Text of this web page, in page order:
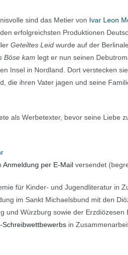
sind das Metier von Ivar Leon
erfolgreichsten Produktionen
Geteiltes Leid wurde auf der
Böse kam legt er nun seinen
Insel in Nordland. Dort verstecken
die ihren Vater jagen und seine
als Werbetexter, bevor seine Liebe
Anmeldung per E-Mail versendet
für Kinder- und Jugendliteratur in
im Sankt Michaelsbund mit den
und Würzburg sowie der
Schreibwettbewerbs in